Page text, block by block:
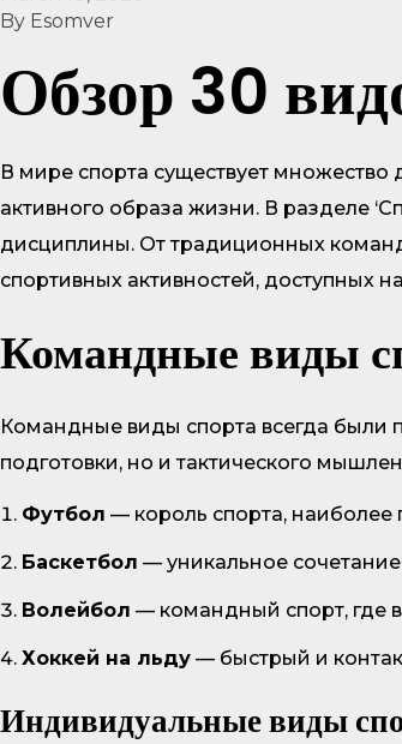
By Esomver
Обзор 30
В мире спорта существует
активного образа жизни. В разделе
дисциплины. От традиционных
спортивных активностей, доступных
Командные виды
Командные виды спорта всегда были
подготовки, но и тактического
Футбол — король спорта,
Баскетбол — уникальное
Волейбол — командный спорт, где
Хоккей на льду — быстрый и
Индивидуальные виды